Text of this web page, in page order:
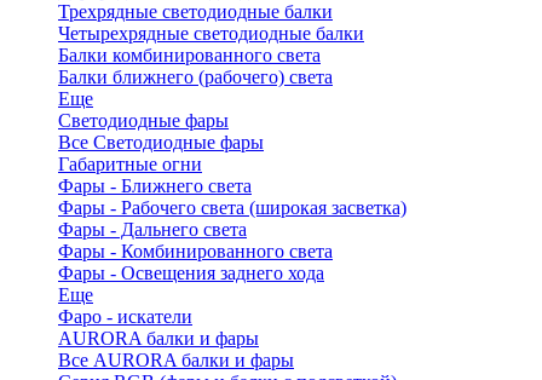
Трехрядные светодиодные балки
Четырехрядные светодиодные балки
Балки комбинированного света
Балки ближнего (рабочего) света
Еще
Светодиодные фары
Все Светодиодные фары
Габаритные огни
Фары - Ближнего света
Фары - Рабочего света (широкая засветка)
Фары - Дальнего света
Фары - Комбинированного света
Фары - Освещения заднего хода
Еще
Фаро - искатели
AURORA балки и фары
Все AURORA балки и фары